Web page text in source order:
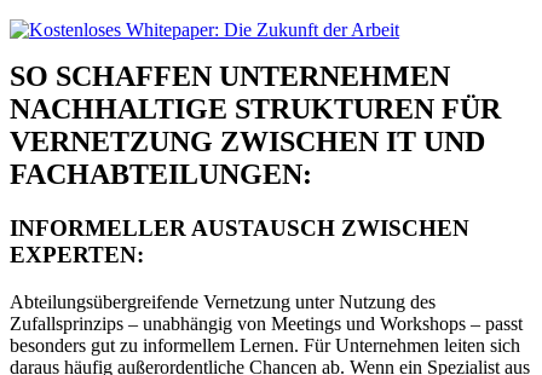
SO SCHAFFEN UNTERNEHMEN
NACHHALTIGE STRUKTUREN FÜR
VERNETZUNG ZWISCHEN IT UND
FACHABTEILUNGEN:
INFORMELLER AUSTAUSCH ZWISCHEN
EXPERTEN:
Abteilungsübergreifende Vernetzung unter Nutzung des
Zufallsprinzips – unabhängig von Meetings und Workshops – passt
besonders gut zu informellem Lernen. Für Unternehmen leiten sich
daraus häufig außerordentliche Chancen ab. Wenn ein Spezialist aus